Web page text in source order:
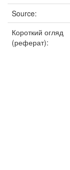
Source:
Короткий огляд
(реферат):